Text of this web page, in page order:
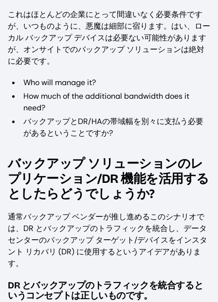
これはほとんどの企業にとって間違いなく必要条件です
が、いつものように、悪魔は細部に宿ります。はい、ロー
カル バックアップ デバイスは必要ない可能性があります
が、オンサイトでのバックアップ ソリューションは絶対
に必要です。
Who will manage it?
How much of the additional bandwidth does it
need?
バックアップとDR/HAの帯域幅を別々に支払う必要
があるということですか?
バックアップ ソリューションのレ
プリケーション/DR 機能を活用する
としたらどうでしょうか?
通常バックアップ ベンダーが推し進めるこのシナリオで
は、DR とバックアップのトラフィックを統合し、データ
センターのバックアップ ターゲット/デバイスをインスタ
ント リカバリ (DR) に使用するというアイデアがありま
す。
DR とバックアップのトラフィックを統合すると
いうコンセプトは正しいものです。